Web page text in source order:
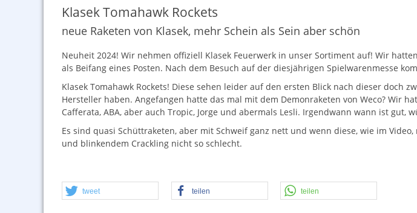
Klasek Tomahawk Rockets
neue Raketen von Klasek, mehr Schein als Sein aber schön
Neuheit 2024! Wir nehmen offiziell Klasek Feuerwerk in unser Sortiment auf! Wir
als Beifang eines Posten. Nach dem Besuch auf der diesjährigen Spielwarenmesse
Klasek Tomahawk Rockets! Diese sehen leider auf den ersten Blick nach dieser doch
Hersteller haben. Angefangen hatte das mal mit dem Demonraketen von Weco? Wir
Cafferata, ABA, aber auch Tropic, Jorge und abermals Lesli. Irgendwann wann ist gut,
Es sind quasi Schüttraketen, aber mit Schweif ganz nett und wenn diese, wie im
und blinkendem Crackling nicht so schlecht.
tweet teilen teilen